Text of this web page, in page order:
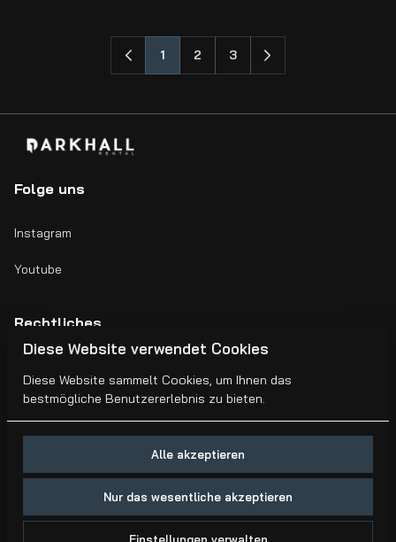
1 2 3
Folge uns
Instagram
Youtube
Rechtliches
AGB's
Diese Website verwendet Cookies
Diese Website sammelt Cookies, um Ihnen das
bestmögliche Benutzererlebnis zu bieten.
Alle akzeptieren
Nur das wesentliche akzeptieren